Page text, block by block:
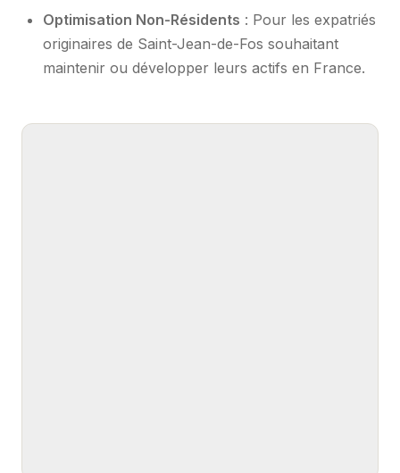
Optimisation Non-Résidents : Pour les expatriés
originaires de Saint-Jean-de-Fos souhaitant
maintenir ou développer leurs actifs en France.